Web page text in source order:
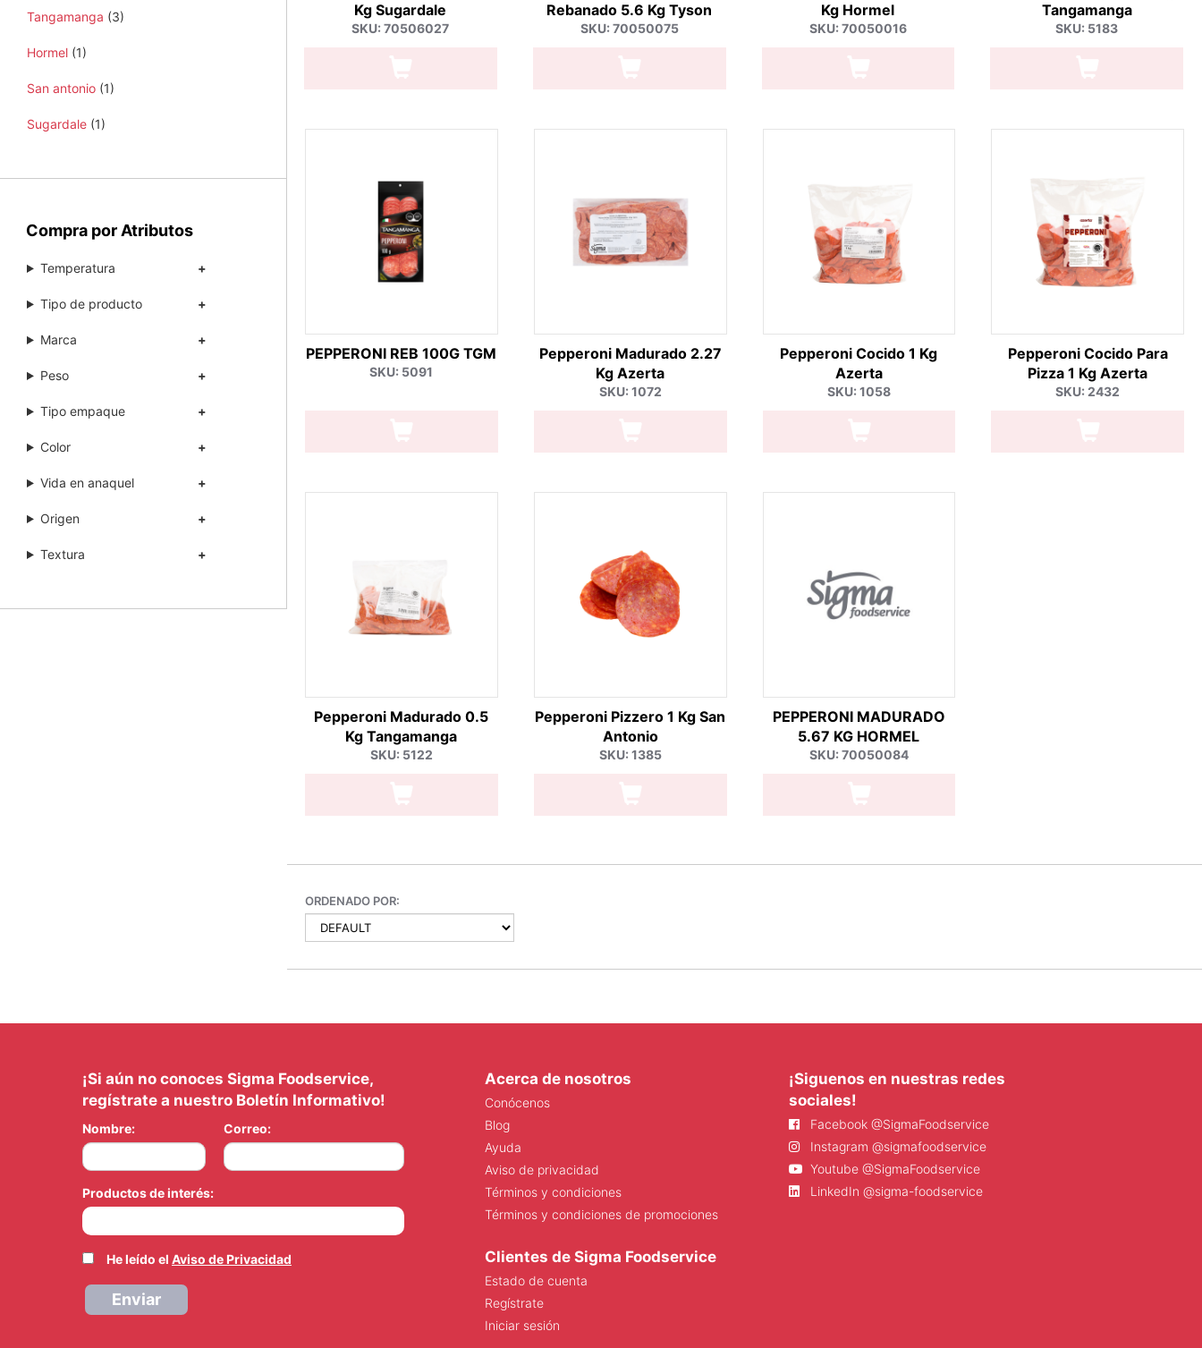
Tangamanga (3)
Hormel (1)
San antonio (1)
Sugardale (1)
Compra por Atributos
Temperatura
Tipo de producto
Marca
Peso
Tipo empaque
Color
Vida en anaquel
Origen
Textura
Kg Sugardale
SKU: 70506027
Rebanado 5.6 Kg Tyson
SKU: 70050075
Kg Hormel
SKU: 70050016
Tangamanga
SKU: 5183
PEPPERONI REB 100G TGM
SKU: 5091
Pepperoni Madurado 2.27
Kg Azerta
SKU: 1072
Pepperoni Cocido 1 Kg
Azerta
SKU: 1058
Pepperoni Cocido Para
Pizza 1 Kg Azerta
SKU: 2432
Pepperoni Madurado 0.5
Kg Tangamanga
SKU: 5122
Pepperoni Pizzero 1 Kg San
Antonio
SKU: 1385
PEPPERONI MADURADO
5.67 KG HORMEL
SKU: 70050084
ORDENADO POR:
¡Si aún no conoces Sigma Foodservice,
regístrate a nuestro Boletín Informativo!
Nombre: Correo:
Productos de interés:
He leído el Aviso de Privacidad
Enviar
Acerca de nosotros
Conócenos
Blog
Ayuda
Aviso de privacidad
Términos y condiciones
Términos y condiciones de promociones
¡Siguenos en nuestras redes
sociales!
Facebook @SigmaFoodservice
Instagram @sigmafoodservice
Youtube @SigmaFoodservice
LinkedIn @sigma-foodservice
Clientes de Sigma Foodservice
Estado de cuenta
Regístrate
Iniciar sesión